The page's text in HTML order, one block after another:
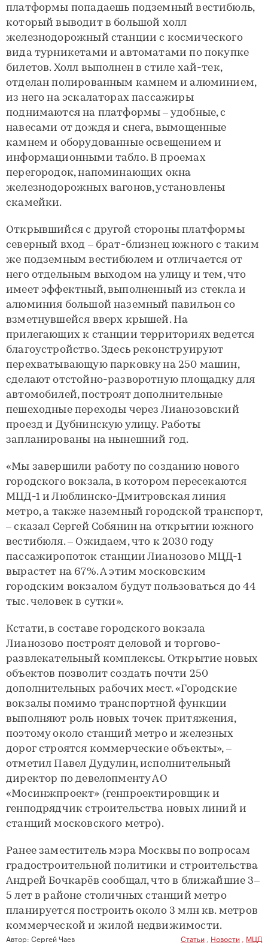
платформы попадаешь подземный вестибюль,
который выводит в большой холл
железнодорожный станции с космического
вида турникетами и автоматами по покупке
билетов. Холл выполнен в стиле хай-тек,
отделан полированным камнем и алюминием,
из него на эскалаторах пассажиры
поднимаются на платформы – удобные, с
навесами от дождя и снега, вымощенные
камнем и оборудованные освещением и
информационными табло. В проемах
перегородок, напоминающих окна
железнодорожных вагонов, установлены
скамейки.
Открывшийся с другой стороны платформы
северный вход – брат-близнец южного с таким
же подземным вестибюлем и отличается от
него отдельным выходом на улицу и тем, что
имеет эффектный, выполненный из стекла и
алюминия большой наземный павильон со
взметнувшейся вверх крышей. На
прилегающих к станции территориях ведется
благоустройство. Здесь реконструируют
перехватывающую парковку на 250 машин,
сделают отстойно-разворотную площадку для
автомобилей, построят дополнительные
пешеходные переходы через Лианозовский
проезд и Дубнинскую улицу. Работы
запланированы на нынешний год.
«Мы завершили работу по созданию нового
городского вокзала, в котором пересекаются
МЦД-1 и Люблинско-Дмитровская линия
метро, а также наземный городской транспорт,
– сказал Сергей Собянин на открытии южного
вестибюля. – Ожидаем, что к 2030 году
пассажиропоток станции Лианозово МЦД-1
вырастет на 67%. А этим московским
городским вокзалом будут пользоваться до 44
тыс. человек в сутки».
Кстати, в составе городского вокзала
Лианозово построят деловой и торгово-
развлекательный комплексы. Открытие новых
объектов позволит создать почти 250
дополнительных рабочих мест. «Городские
вокзалы помимо транспортной функции
выполняют роль новых точек притяжения,
поэтому около станций метро и железных
дорог строятся коммерческие объекты», –
отметил Павел Дудулин, исполнительный
директор по девелопменту АО
«Мосинжпроект» (генпроектировщик и
генподрядчик строительства новых линий и
станций московского метро).
Ранее заместитель мэра Москвы по вопросам
градостроительной политики и строительства
Андрей Бочкарёв сообщал, что в ближайшие 3–
5 лет в районе столичных станций метро
планируется построить около 3 млн кв. метров
коммерческой и жилой недвижимости.
Автор: Сергей Чаев Статьи Новости МЦД